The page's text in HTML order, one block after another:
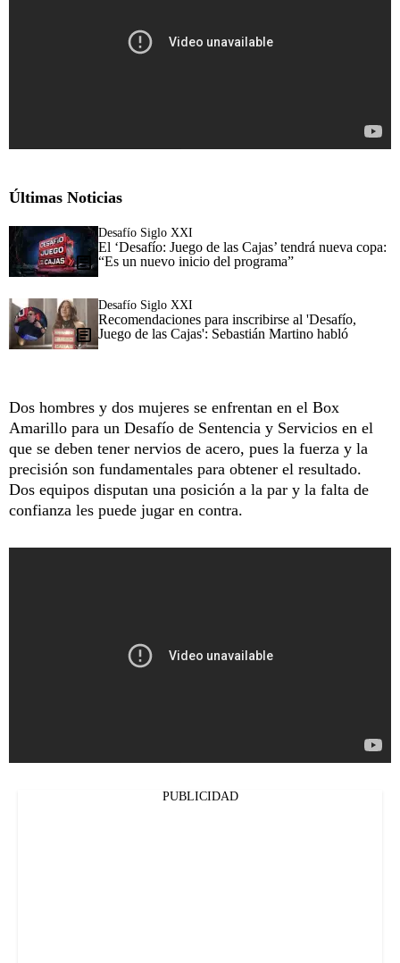
Últimas Noticias
Desafío Siglo XXI
El ‘Desafío: Juego de las Cajas’ tendrá nueva copa:
“Es un nuevo inicio del programa”
Desafío Siglo XXI
Recomendaciones para inscribirse al 'Desafío,
Juego de las Cajas': Sebastián Martino habló
Dos hombres y dos mujeres se enfrentan en el Box
Amarillo para un Desafío de Sentencia y Servicios en el
que se deben tener nervios de acero, pues la fuerza y la
precisión son fundamentales para obtener el resultado.
Dos equipos disputan una posición a la par y la falta de
confianza les puede jugar en contra.
PUBLICIDAD